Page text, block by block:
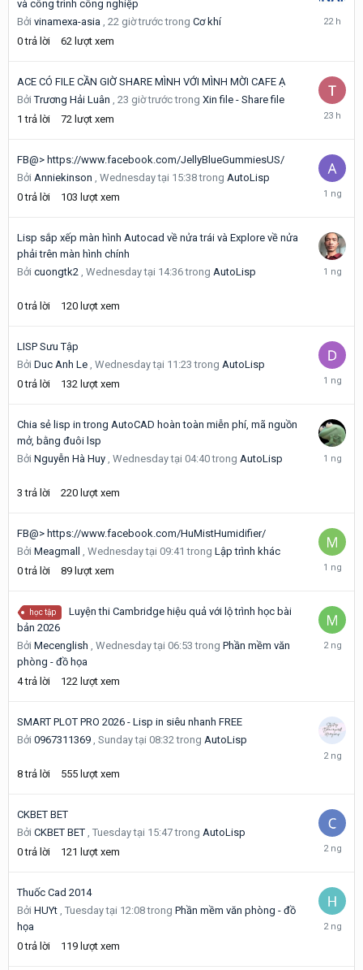
và công trình công nghiệp
Bởi vinamexa-asia , 22 giờ trướctrong Cơ khí
0 trả lời 62 lượt xem
22
ACE CÓ FILE CẦN GIỜ SHARE MÌNH VỚI MÌNH MỜI CAFE Ạ
BởiTrương Hải Luân , 23 giờ trướctrong Xin file - Share file
1 trả lời 72 lượt xem
23
FB@> https://www.facebook.com/JellyBlueGummiesUS/
Bởi Anniekinson , Wednesday tại 15:38trong AutoLisp
0 trả lời 103 lượt xem
Lisp sắp xếp màn hình Autocad về nửa trái và Explore về nửa
phải trên màn hình chính
Bởi cuongtk2 , Wednesday tại 14:36trong AutoLisp
0 trả lời 120 lượt xem
LISP Sưu Tập
Bởi Duc Anh Le , Wednesday tại 11:23trong AutoLisp
0 trả lời 132 lượt xem
Chia sẻ lisp in trong AutoCAD hoàn toàn miễn phí, mã nguồn
mở, bằng đuôi lsp
Bởi Nguyễn Hà Huy , Wednesday tại 04:40trong AutoLisp
3 trả lời 220 lượt xem
FB@> https://www.facebook.com/HuMistHumidifier/
Bởi Meagmall , Wednesday tại 09:41trong Lập trình khác
0 trả lời 89 lượt xem
học tập
Luyện thi Cambridge hiệu quả với lộ trình học bài
bản 2026
Bởi Mecenglish , Wednesday tại 06:53trong Phần mềm văn
phòng - đồ họa
4 trả lời 122 lượt xem
SMART PLOT PRO 2026 - Lisp in siêu nhanh FREE
Bởi 0967311369 , Sunday tại 08:32trong AutoLisp
8 trả lời 555 lượt xem
CKBET BET
Bởi CKBET BET , Tuesday tại 15:47trong AutoLisp
0 trả lời 121 lượt xem
Tuesday
Thuốc Cad 2014
Bởi HUYt , Tuesday tại 12:08trong Phần mềm văn phòng - đồ
họa
0 trả lời 119 lượt xem
Tuesday